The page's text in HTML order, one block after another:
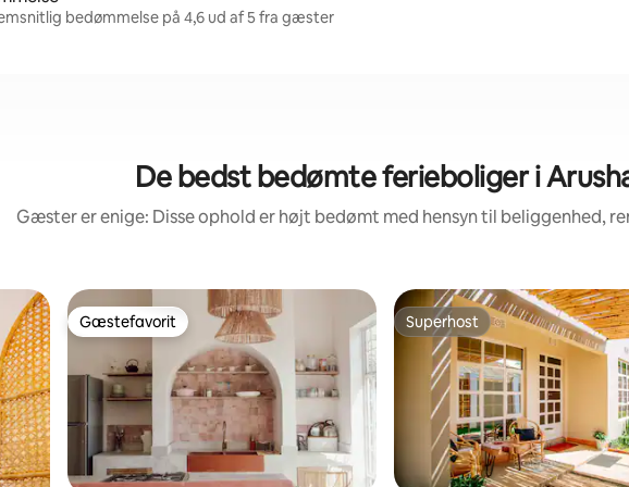
bedømmelse på 4,6 ud af 5 fra gæster
De bedst bedømte ferieboliger i
Gæster er enige: Disse ophold er højt bedømt med hensyn til beliggenhed,
Gæstefavorit
Gæstefavorit Superhost
Superhost